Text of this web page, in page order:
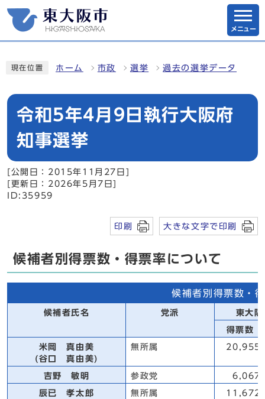
メニュー
現在位置 ホーム 市政 選挙 過去の選挙データ
令和5年4月9日執行大阪府
知事選挙
[公開日：2015年11月27日]
[更新日：2026年5月7日]
ID:35959
印刷 大きな文字で印刷
候補者別得票数・得票率について
候補者別得票数・
候補者氏名 党派 東大
得票数
米岡 真由美
(谷口 真由美)
無所属 20,955
吉野 敏明 参政党 6,067
辰已 孝太郎 無所属 11,672